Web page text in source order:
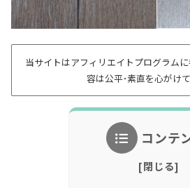
当サイトはアフィリエイトプログラム
容は公平･素直を心がけて
コンテ